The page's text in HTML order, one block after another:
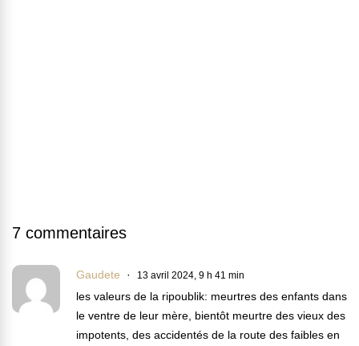
7 commentaires
Gaudete 13 avril 2024, 9 h 41 min
les valeurs de la ripoublik: meurtres des enfants dans
le ventre de leur mère, bientôt meurtre des vieux des
impotents, des accidentés de la route des faibles en